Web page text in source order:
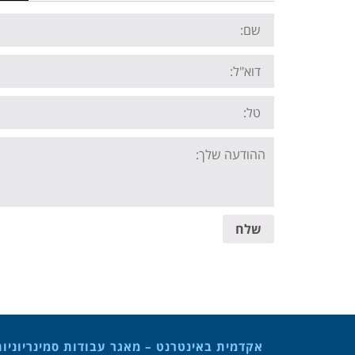
Name:
Email:
Tel:
Your
message:
שלח
אקדמית באינטרנט – מאגר עבודות